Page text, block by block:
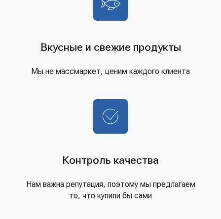
Вкусные и свежие продукты
Мы не массмаркет, ценим каждого клиента
Контроль качества
Нам важна репутация, поэтому мы предлагаем
то, что купили бы сами